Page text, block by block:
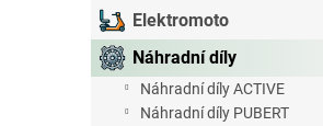
Elektromoto
Náhradní díly
Náhradní díly ACTIVE
Náhradní díly PUBERT